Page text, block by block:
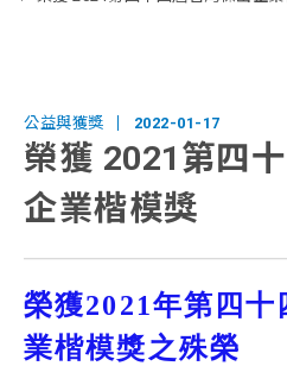
公益與獲獎 2022-01-17
榮獲 2021第四
企業楷模獎
榮獲2021年第四
業楷模獎之殊榮